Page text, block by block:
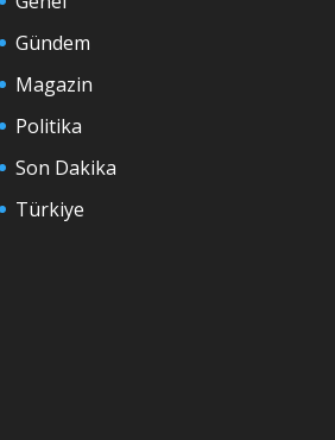
Gündem
Magazin
Politika
Son Dakika
Türkiye